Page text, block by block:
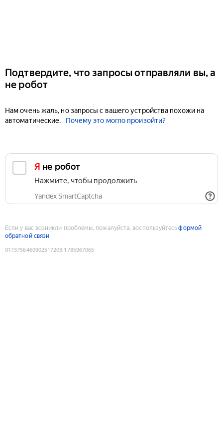
Подтвердите, что запросы отправляли вы, а
не робот
Нам очень жаль, но запросы с вашего устройства похожи на
автоматические.
Почему это могло произойти?
Я не робот
Нажмите, чтобы продолжить
Yandex SmartCaptcha
Если у вас возникли проблемы, пожалуйста, воспользуйтесьформой
обратной связи
9173756460902517203:1785967065